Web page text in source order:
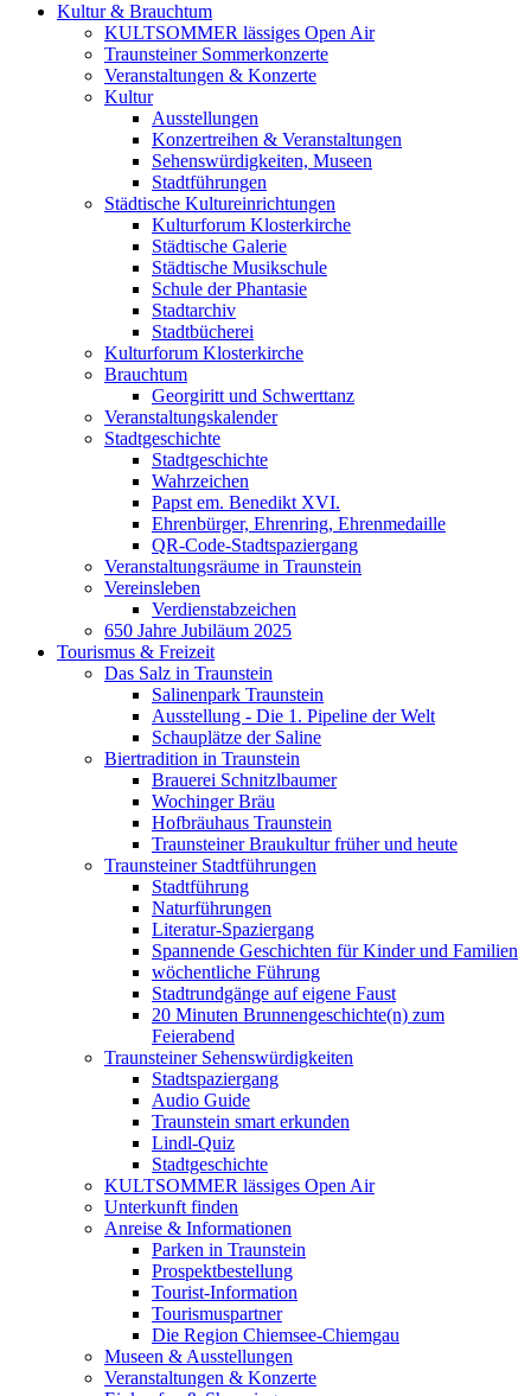
Kultur & Brauchtum
KULTSOMMER lässiges Open Air
Traunsteiner Sommerkonzerte
Veranstaltungen & Konzerte
Kultur
Ausstellungen
Konzertreihen & Veranstaltungen
Sehenswürdigkeiten, Museen
Stadtführungen
Städtische Kultureinrichtungen
Kulturforum Klosterkirche
Städtische Galerie
Städtische Musikschule
Schule der Phantasie
Stadtarchiv
Stadtbücherei
Kulturforum Klosterkirche
Brauchtum
Georgiritt und Schwerttanz
Veranstaltungskalender
Stadtgeschichte
Stadtgeschichte
Wahrzeichen
Papst em. Benedikt XVI.
Ehrenbürger, Ehrenring, Ehrenmedaille
QR-Code-Stadtspaziergang
Veranstaltungsräume in Traunstein
Vereinsleben
Verdienstabzeichen
650 Jahre Jubiläum 2025
Tourismus & Freizeit
Das Salz in Traunstein
Salinenpark Traunstein
Ausstellung - Die 1. Pipeline der Welt
Schauplätze der Saline
Biertradition in Traunstein
Brauerei Schnitzlbaumer
Wochinger Bräu
Hofbräuhaus Traunstein
Traunsteiner Braukultur früher und heute
Traunsteiner Stadtführungen
Stadtführung
Naturführungen
Literatur-Spaziergang
Spannende Geschichten für Kinder und Familien
wöchentliche Führung
Stadtrundgänge auf eigene Faust
20 Minuten Brunnengeschichte(n) zum
Feierabend
Traunsteiner Sehenswürdigkeiten
Stadtspaziergang
Audio Guide
Traunstein smart erkunden
Lindl-Quiz
Stadtgeschichte
KULTSOMMER lässiges Open Air
Unterkunft finden
Anreise & Informationen
Parken in Traunstein
Prospektbestellung
Tourist-Information
Tourismuspartner
Die Region Chiemsee-Chiemgau
Museen & Ausstellungen
Veranstaltungen & Konzerte